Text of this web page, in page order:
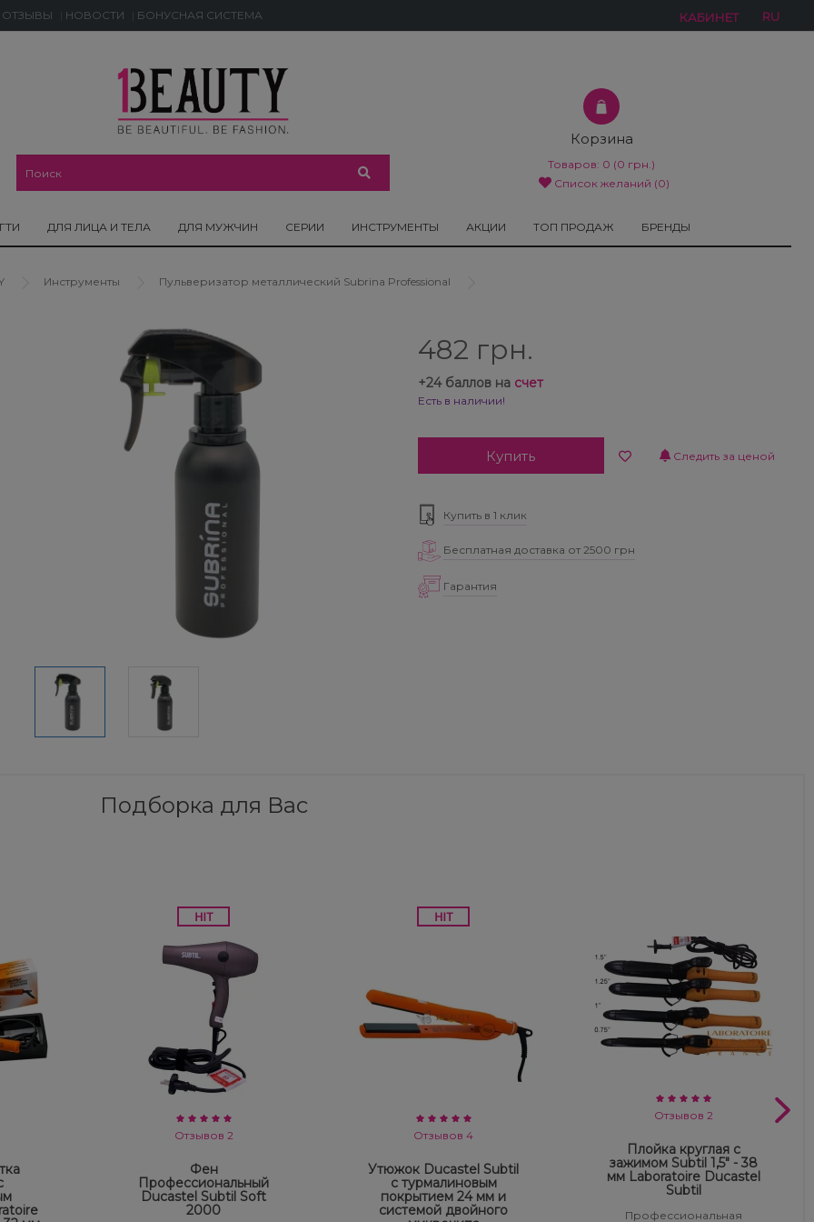
ОТЗЫВЫ НОВОСТИ БОНУСНАЯ СИСТЕМА КАБИНЕТ RU
Корзина
Товаров: 0 (0 грн.)
Список желаний (0)
ДЛЯ ЛИЦА И ТЕЛА ДЛЯ МУЖЧИН СЕРИИ ИНСТРУМЕНТЫ АКЦИИ ТОП ПРОДАЖ БРЕНДЫ
Инструменты Пульверизатор металлический Subrina Professional
482 грн.
+24баллов на счет
Есть в наличии!
Купить Следить за ценой
Купить в 1 клик
Бесплатная доставка от 2500 грн
Гарантия
Подборка для Вас
Отзывов 2
Фен
Профессиональный
Ducastel Subtil Soft
2000
Отзывов 4
Утюжок Ducastel Subtil
с турмалиновым
покрытием 24 мм и
системой двойного
Отзывов 2
Плойка круглая с
зажимом Subtil 1,5" - 38
мм Laboratoire Ducastel
Subtil
Профессиональная